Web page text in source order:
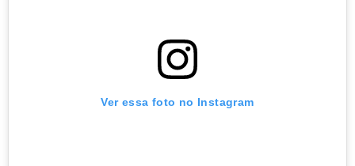
Ver essa foto no Instagram